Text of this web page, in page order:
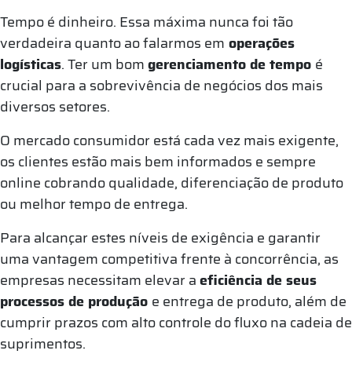
Tempo é dinheiro. Essa máxima nunca foi tão
verdadeira quanto ao falarmos em operações
logísticas. Ter um bomgerenciamento de tempo é
crucial para a sobrevivência de negócios dos mais
diversos setores.
O mercado consumidor está cada vez mais exigente,
os clientes estão mais bem informados e sempre
online cobrando qualidade, diferenciação de produto
ou melhor tempo de entrega.
Para alcançar estes níveis de exigência e garantir
uma vantagem competitiva frente à concorrência, as
empresas necessitam elevar aeficiência de seus
processos de produção e entrega de produto, além de
cumprir prazos com alto controle do fluxo na cadeia de
suprimentos.